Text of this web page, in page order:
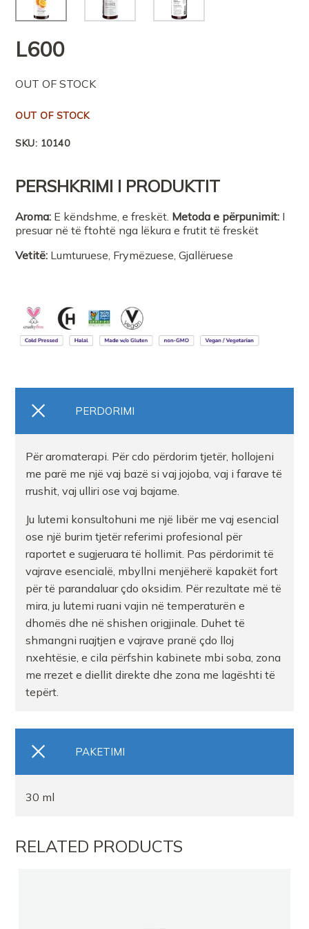
L600
OUT OF STOCK
OUT OF STOCK
SKU: 10140
PERSHKRIMI I PRODUKTIT
Aroma: E këndshme, e freskët. Metoda e përpunimit: I
presuar në të ftohtë nga lëkura e frutit të freskët
Vetitë: Lumturuese, Frymëzuese, Gjallëruese
PERDORIMI
Për aromaterapi. Për cdo përdorim tjetër, hollojeni
me parë me një vaj bazë si vaj jojoba, vaj i farave të
rrushit, vaj ulliri ose vaj bajame.
Ju lutemi konsultohuni me një libër me vaj esencial
ose një burim tjetër referimi profesional për
raportet e sugjeruara të hollimit. Pas përdorimit të
vajrave esencialë, mbyllni menjëherë kapakët fort
për të parandaluar çdo oksidim. Për rezultate më të
mira, ju lutemi ruani vajin në temperaturën e
dhomës dhe në shishen origjinale. Duhet të
shmangni ruajtjen e vajrave pranë çdo lloj
nxehtësie, e cila përfshin kabinete mbi soba, zona
me rrezet e diellit direkte dhe zona me lagështi të
tepërt.
PAKETIMI
30 ml
RELATED PRODUCTS